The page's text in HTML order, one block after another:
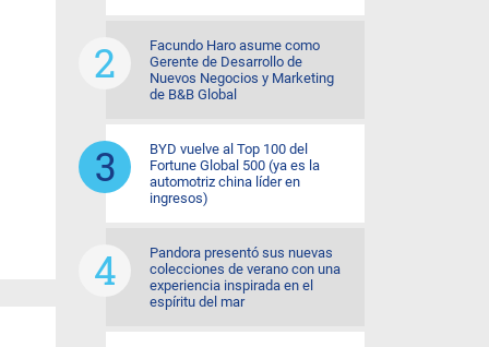
Facundo Haro asume como
Gerente de Desarrollo de
Nuevos Negocios y Marketing
de B&B Global
BYD vuelve al Top 100 del
Fortune Global 500 (ya es la
automotriz china líder en
ingresos)
Pandora presentó sus nuevas
colecciones de verano con una
experiencia inspirada en el
espíritu del mar